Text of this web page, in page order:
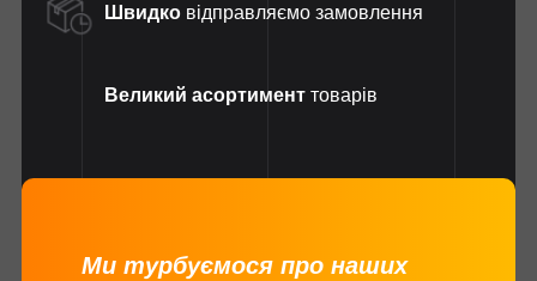
Швидко відправляємо замовлення
Великий асортимент товарів
Ми турбуємося про наших